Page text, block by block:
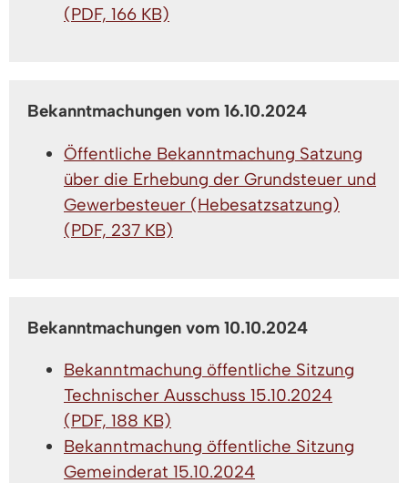
(PDF, 166 KB)
Bekanntmachungen vom 16.10.2024
Öffentliche Bekanntmachung Satzung
über die Erhebung der Grundsteuer und
Gewerbesteuer (Hebesatzsatzung)
(PDF, 237 KB)
Bekanntmachungen vom 10.10.2024
Bekanntmachung öffentliche Sitzung
Technischer Ausschuss 15.10.2024
(PDF, 188 KB)
Bekanntmachung öffentliche Sitzung
Gemeinderat 15.10.2024